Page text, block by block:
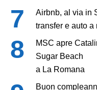
Airbnb, al via in
transfer e auto a
MSC apre
Sugar Beach
a La Romana
Buon